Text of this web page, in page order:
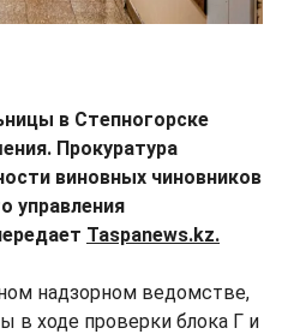
в Степногорске
Прокуратура
виновных чиновников
управления
Taspanews.kz.
надзорном ведомстве,
в ходе проверки блока Г и